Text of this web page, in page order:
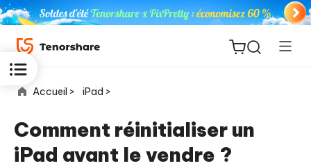
Accueil > iPad >
Comment réinitialiser un
iPad avant le vendre ?